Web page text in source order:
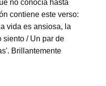
no conocía hasta
contiene este verso:
vida es ansiosa, la
siento / Un par de
Brillantemente